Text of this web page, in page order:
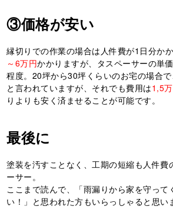
③価格が安い
縁切りでの作業の場合は人件費が1 日分か
～ 6万円かかりますが、タスペーサーの単
程度。 20坪から30坪くらいのお宅の場合
と言われていますが、それでも費用は1 ,5
りよりも安く済ませることが可能です。
最後に
塗装を汚すことなく、工期の短縮も人件費
ーサー。
ここまで読んで、「雨漏りから家を守って
い！」と思われた方もいらっしゃると思い